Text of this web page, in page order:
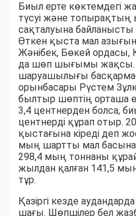
Биыл ерте көктемдегі
түсуі және
сақталуына байланысты
Өткен қыста мал
Жәнібек, Бөкей ордасы,
да шөп шығымы жақсы.
шаруашылығы
орынбасары Рүстем
былтыр шөптің орташа
3,4 центнерден болса,
центнерді құрап отыр.
қыстағына кіреді деп
мың шартты мал басына
298,4 мың тоннаны
жылдан қалған 141,5
тұр.
Қазіргі кезде
шағы. Шөпшілер бел